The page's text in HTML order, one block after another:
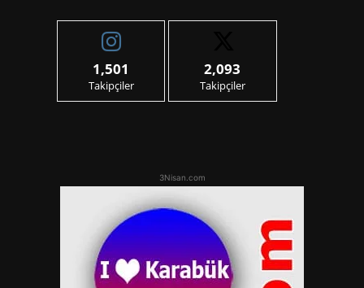
1,501
Takipçiler
2,093
Takipçiler
3Nisan.com